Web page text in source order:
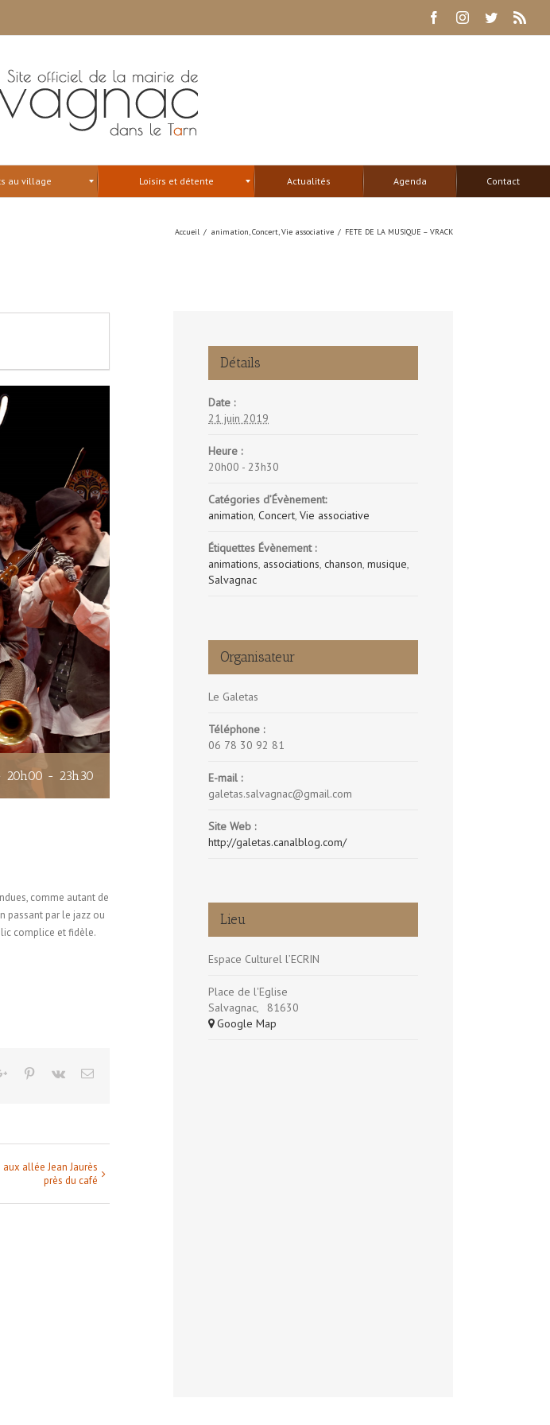
FacebookInstagram
Twitter
au village Loisirs et détente Actualités Agenda Contact
Accueil / animation,Concert,Vie associative / FETE DE LA MUSIQUE – VRACK
20h00 - 23h30
comme autant de
passant par le jazz ou
complice et fidèle.
Google+Pinterest
Vk Email
allée Jean Jaurès
près du café
Détails
Date :
21 juin 2019
Heure :
20h00 - 23h30
Catégories d’Évènement:
animation, Concert, Vie associative
Étiquettes Évènement :
animations, associations, chanson, musique,
Salvagnac
Organisateur
Le Galetas
Téléphone :
06 78 30 92 81
E-mail :
galetas.salvagnac@gmail.com
Site Web :
http://galetas.canalblog.com/
Lieu
Espace Culturel l’ECRIN
Place de l'Eglise
Salvagnac,
81630
+ Google Map